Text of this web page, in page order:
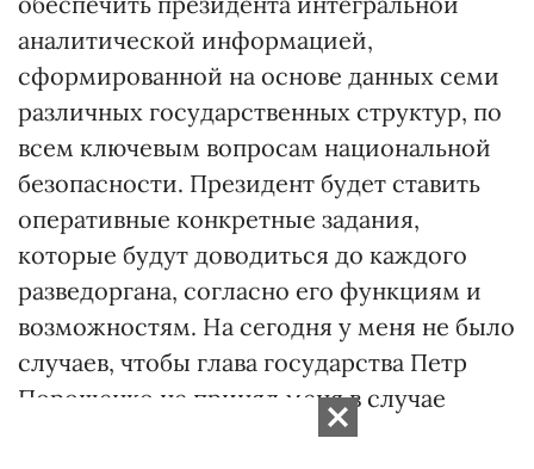
аналитической информацией,
сформированной на основе данных семи
различных государственных структур, по
всем ключевым вопросам национальной
безопасности. Президент будет ставить
оперативные конкретные задания,
которые будут доводиться до каждого
разведоргана, согласно его функциям и
возможностям. На сегодня у меня не было
случаев, чтобы глава государства Петр
Порошенко не принял меня в случае
служебной необходимости.